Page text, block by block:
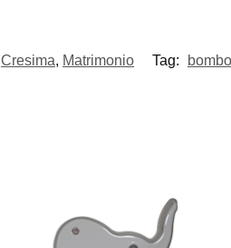
Cresima, Matrimonio Tag: